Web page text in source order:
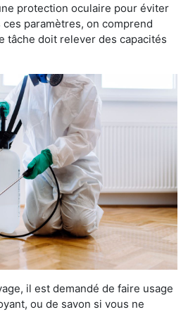
protection oculaire pour éviter
paramètres, on comprend
tâche doit relever des capacités
il est demandé de faire usage
ou de savon si vous ne